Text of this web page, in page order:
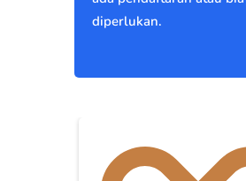
diperlukan.